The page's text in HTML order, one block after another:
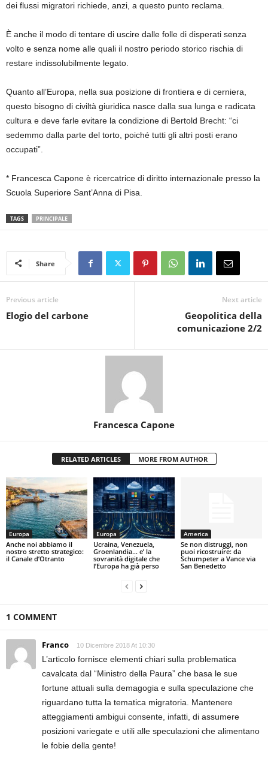
dei flussi migratori richiede, anzi, a questo punto reclama.
È anche il modo di tentare di uscire dalle folle di disperati senza
volto e senza nome alle quali il nostro periodo storico rischia di
restare indissolubilmente legato.
Quanto all’Europa, nella sua posizione di frontiera e di cerniera,
questo bisogno di civiltà giuridica nasce dalla sua lunga e radicata
cultura e deve farle evitare la condizione di Bertold Brecht: “ci
sedemmo dalla parte del torto, poiché tutti gli altri posti erano
occupati”.
* Francesca Capone è ricercatrice di diritto internazionale presso la
Scuola Superiore Sant’Anna di Pisa.
TAGS PRINCIPALE
Share
Previous article
Elogio del carbone
Next article
Geopolitica della
comunicazione 2/2
Francesca Capone
RELATED ARTICLES MORE FROM AUTHOR
Europa
Anche noi abbiamo il
nostro stretto strategico:
il Canale d’Otranto
Europa
Ucraina, Venezuela,
Groenlandia… e’ la
sovranità digitale che
l’Europa ha già perso
America
Se non distruggi, non
puoi ricostruire: da
Schumpeter a Vance via
San Benedetto
1 COMMENT
Franco 10 Dicembre 2018 At 10:30
L’articolo fornisce elementi chiari sulla problematica
cavalcata dal “Ministro della Paura” che basa le sue
fortune attuali sulla demagogia e sulla speculazione che
riguardano tutta la tematica migratoria. Mantenere
atteggiamenti ambigui consente, infatti, di assumere
posizioni variegate e utili alle speculazioni che alimentano
le fobie della gente!